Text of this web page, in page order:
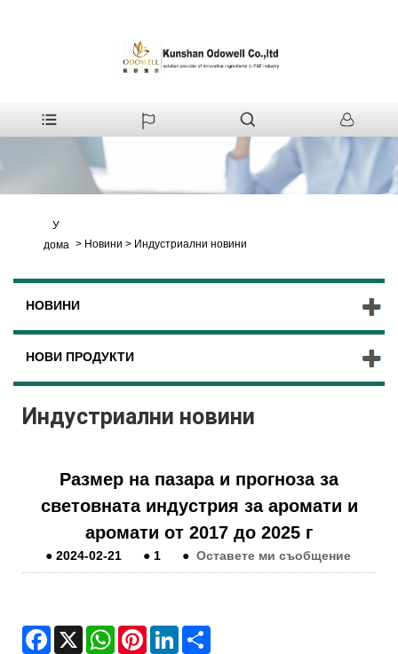
У
дома > Новини > Индустриални новини
НОВИНИ
НОВИ ПРОДУКТИ
Индустриални новини
Размер на пазара и прогноза за
световната индустрия за аромати и
аромати от 2017 до 2025 г
●2024-02-21 ●1 ● Оставете ми съобщение
Facebook
X WhatsAppPinterestLinkedIn